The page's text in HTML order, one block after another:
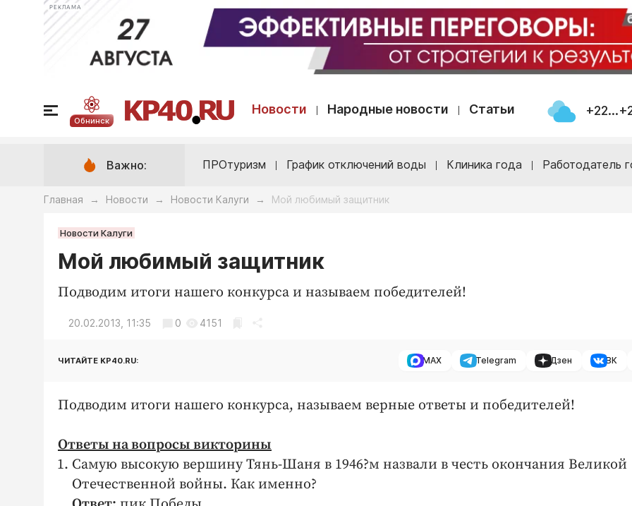
РЕКЛАМА
Обнинск
Новости Народные новости Статьи
Важно: ПРОтуризм График отключений воды Клиника года Работодатель
Главная → Новости → Новости Калуги → Мой любимый защитник
Новости Калуги
Мой любимый защитник
Подводим итоги нашего конкурса и называем победителей!
20.02.2013, 11:35 0 4151
ЧИТАЙТЕ KP40.RU: MAX Telegram Дзен ВК
Подводим итоги нашего конкурса, называем верные ответы и победителей!
Ответы на вопросы викторины
Самую высокую вершину Тянь-Шаня в 1946?м назвали в честь окончания Великой
Отечественной войны. Как именно?